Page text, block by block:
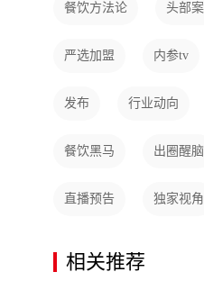
餐饮方法论 头部
严选加盟 内参tv
发布 行业动向
餐饮黑马 出圈醒脑
直播预告 独家视角
相关推荐